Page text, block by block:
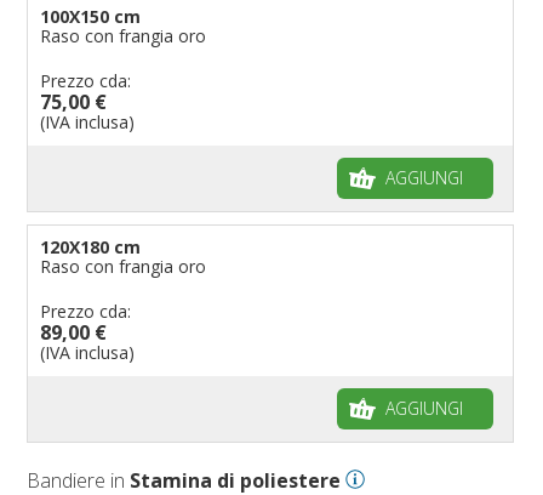
100X150 cm
Raso con frangia oro
Prezzo cda:
75,00 €
(IVA inclusa)
AGGIUNGI
120X180 cm
Raso con frangia oro
Prezzo cda:
89,00 €
(IVA inclusa)
AGGIUNGI
Bandiere in Stamina di poliestere